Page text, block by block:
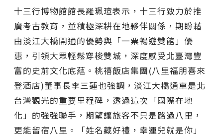
十三行博物館館長羅珮瑄表示，十三行致力於推
廣考古教育，並積極深耕在地夥伴關係，期盼藉
由淡江大橋開通的優勢與「一票暢遊雙館」優
惠，引領大眾輕鬆穿梭雙城，深度感受北臺灣豐
富的史前文化底蘊。桃禧飯店集團(八里福朋喜來
登酒店)董事長李三蓮也強調，淡江大橋通車是北
台灣觀光的重要里程碑，透過這次「國際在地
化」的強強聯手，期望讓旅客不只是路過八里，
更能留宿八里。「姓名藏好禮，幸運兒就是你」